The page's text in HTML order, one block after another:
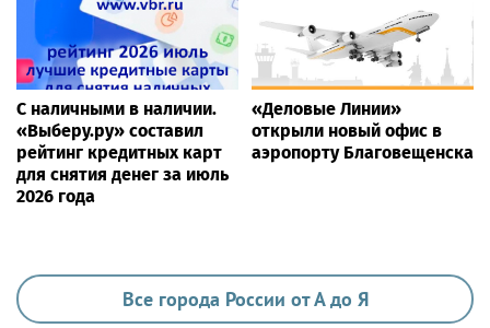
С наличными в наличии.
«Выберу.ру» составил
рейтинг кредитных карт
для снятия денег за июль
2026 года
«Деловые Линии»
открыли новый офис в
аэропорту Благовещенска
Все города России от А до Я